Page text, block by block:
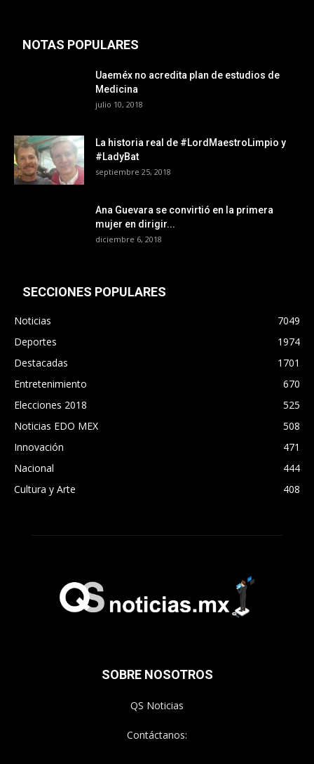
NOTAS POPULARES
Uaeméx no acredita plan de estudios de
Medicina
julio 10, 2018
La historia real de #LordMaestroLimpio y
#LadyBat
septiembre 25, 2018
Ana Guevara se convirtió en la primera
mujer en dirigir...
diciembre 6, 2018
SECCIONES POPULARES
Noticias
7049
Deportes
1974
Destacadas
1701
Entretenimiento
670
Elecciones 2018
525
Noticias EDO MEX
508
Innovación
471
Nacional
444
Cultura y Arte
408
SOBRE NOSOTROS
QS Noticias
Contáctanos: